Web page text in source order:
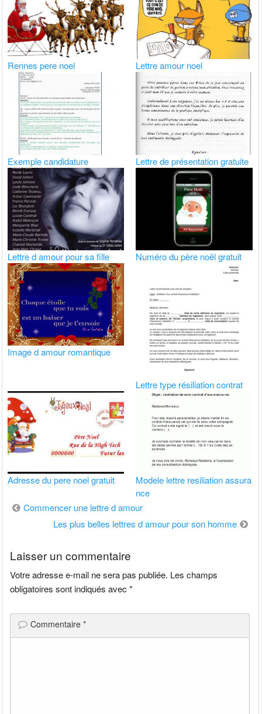
Rennes pere noel Lettre amour noel
Exemple candidature Lettre de présentation gratuite
Lettre d amour pour sa fille Numéro du père noël gratuit
Image d amour romantique
Lettre type résiliation contrat
Adresse du pere noel gratuit
Modele lettre resiliation assura
nce
Navigation
Commencer une lettre d amour
Les plus belles lettres d amour pour son homme
Laisser un commentaire
Votre adresse e-mail ne sera pas publiée. Les champs
obligatoires sont indiqués avec*
Commentaire*